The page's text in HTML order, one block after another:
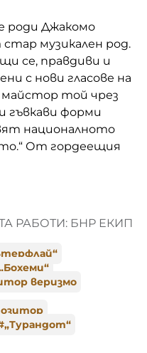
роди Джакомо
музикален род.
се, правдиви и
с нови гласове на
той чрез
гъвкави форми
националното
От гордеещия
РАБОТИ: БНР ЕКИП
веризмо
„Турандот“